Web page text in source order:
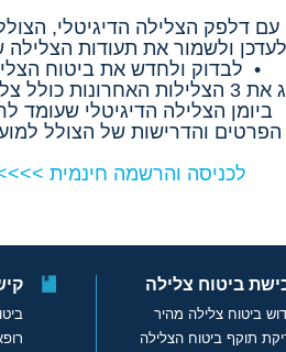
עם דלפק הצלילה הדיגיטלי,
ולשמור את תעודות הצלילה
• לבדוק ולחדש את ביטוח
כולל צלילה מאומתת
ביומן הצלילה הדיגיטלי שעומד
והדרישות של הצולל
לכניסה והרשמה חינמית
ביטוח צלילה
ביטוח צלילה מהיר
תוקף ביטוח הצלילה